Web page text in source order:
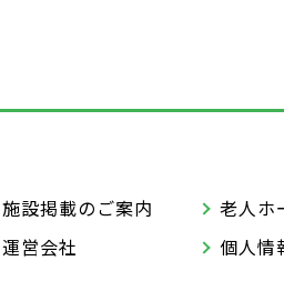
施設掲載のご案内 老人ホ
運営会社
個人情